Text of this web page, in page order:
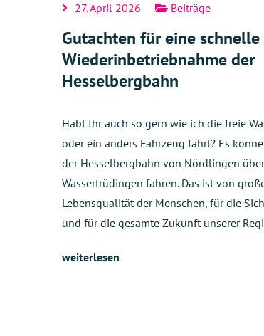
27. April 2026 Beiträge
Gutachten für eine schnelle
Wiederinbetriebnahme der
Hesselbergbahn
Habt Ihr auch so gern wie ich die freie
oder ein anders Fahrzeug fahrt? Es
der Hesselbergbahn von Nördlingen
Wassertrüdingen fahren. Das ist von
Lebensqualität der Menschen, für die
und für die gesamte Zukunft unserer
weiterlesen